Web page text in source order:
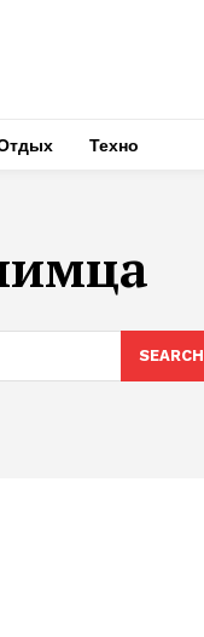
Техно
SEARCH